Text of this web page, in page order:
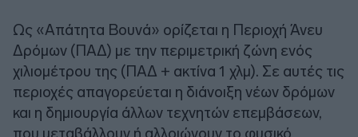
Ως «Απάτητα Βουνά» ορίζεται η Περιοχή Άνευ
Δρόμων (ΠΑΔ) με την περιμετρική ζώνη ενός
χιλιομέτρου της (ΠΑΔ + ακτίνα 1 χλμ). Σε αυτές τις
περιοχές απαγορεύεται η διάνοιξη νέων δρόμων
και η δημιουργία άλλων τεχνητών επεμβάσεων,
που μεταβάλλουν ή αλλοιώνουν το φυσικό